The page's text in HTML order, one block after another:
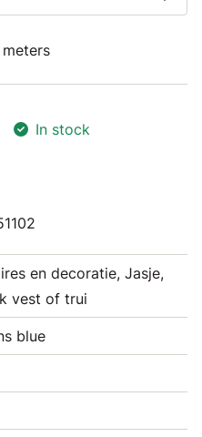
In stock
en decoratie, Jasje,
vest of trui
blue